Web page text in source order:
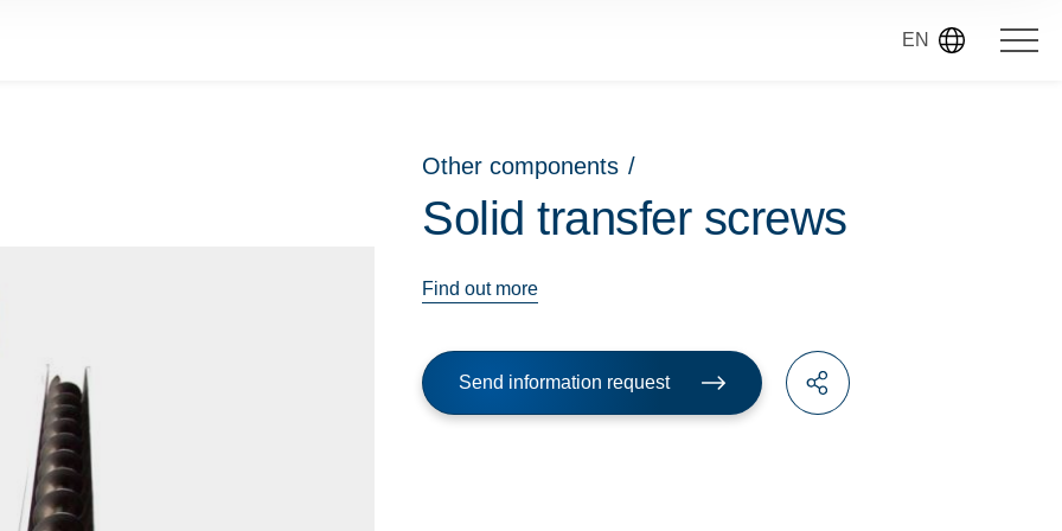
EN
Other components /
Solid transfer screws
Find out more
Send information request